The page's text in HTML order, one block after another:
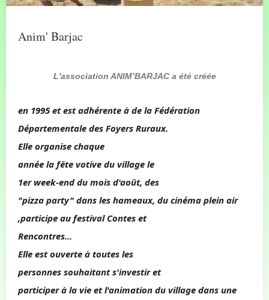
Anim' Barjac
L'association ANIM’BARJAC a été créée
en 1995 et est adhérente à de la Fédération
Départementale des Foyers Ruraux.
Elle organise chaque
année la fête votive du village le
1er week-end du mois d'août, des
"pizza party" dans les hameaux, du cinéma plein air
,participe au festival Contes et
Rencontres...
Elle est ouverte à toutes les
personnes souhaitant s'investir et
participer à la vie et l'animation du village dans une